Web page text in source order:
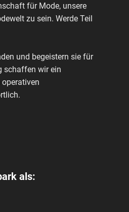
für Mode, unsere
zu sein. Werde Teil
und begeistern sie für
schaffen wir ein
als: